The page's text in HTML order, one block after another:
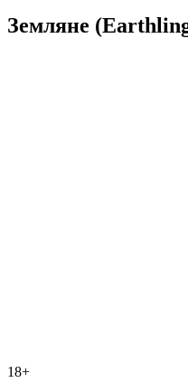
Земляне
18+